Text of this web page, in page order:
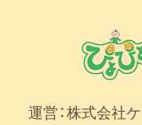
運営：株式会社